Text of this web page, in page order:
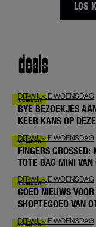
LOS
deals
DIT-WIL-JE WOENSDAG
BYE BEZOEKJES
KEER KANS OP
DIT-WIL-JE WOENSDAG
FINGERS
TOTE BAG MINI
DIT-WIL-JE WOENSDAG
GOED NIEUWS
SHOPTEGOED VAN
DIT-WIL-JE WOENSDAG